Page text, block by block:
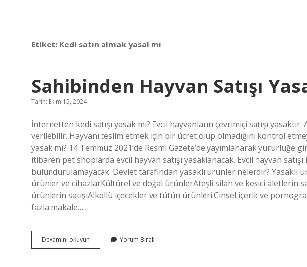
Etiket: Kedi satın almak yasal mı
Sahibinden Hayvan Satışı
Tarih: Ekim 15, 2024
İnternetten kedi satışı yasak mı? Evcil hayvanların çevrimiçi satışı
verilebilir. Hayvanı teslim etmek için bir ücret olup olmadığını kontrol
yasak mı? 14 Temmuz 2021’de Resmi Gazete’de yayımlanarak yürürlüğe
itibaren pet shoplarda evcil hayvan satışı yasaklanacak. Evcil hayvan
bulundurulamayacak. Devlet tarafından yasaklı ürünler nelerdir? Yasaklı
ürünler ve cihazlarKültürel ve doğal ürünlerAteşli silah ve kesici aletlerin
ürünlerin satışıAlkollü içecekler ve tütün ürünleri.Cinsel içerik ve
fazla makale……
Devamını okuyun Sahibinden
Hayvan
Yorum Bırak